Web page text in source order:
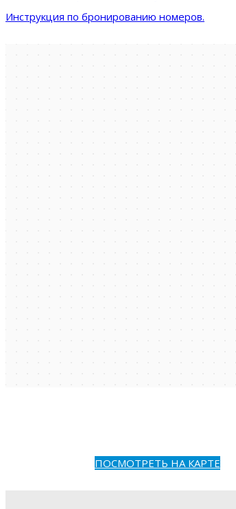
Инструкция по бронированию номеров.
ПОСМОТРЕТЬ НА КАРТЕ